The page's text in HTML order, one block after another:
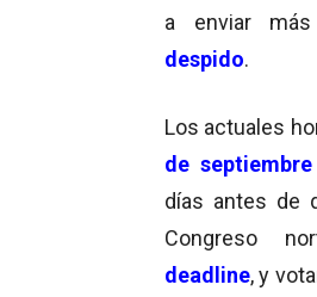
a enviar
despido.
Los actuales
de septiembre
días antes de
Congreso
deadline, y